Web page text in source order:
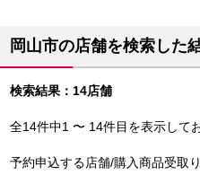
岡山市の店舗を検索した
検索結果：14店舗
全14件中1 〜 14件目を表示して
予約申込する店舗/購入商品受取